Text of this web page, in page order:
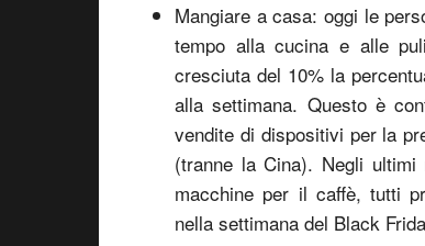
Mangiare a casa: oggi le
tempo alla cucina e alle
cresciuta del 10% la
alla settimana. Questo è
vendite di dispositivi per la
(tranne la Cina). Negli
macchine per il caffè, tutti
nella settimana del Black